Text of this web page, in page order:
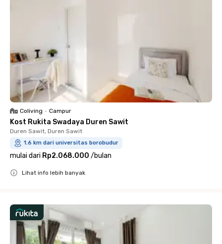
Coliving • Campur
Kost Rukita Swadaya Duren Sawit
Duren Sawit, Duren Sawit
1.6 km dari universitas borobudur
mulai dari Rp2.068.000 /bulan
Lihat info lebih banyak